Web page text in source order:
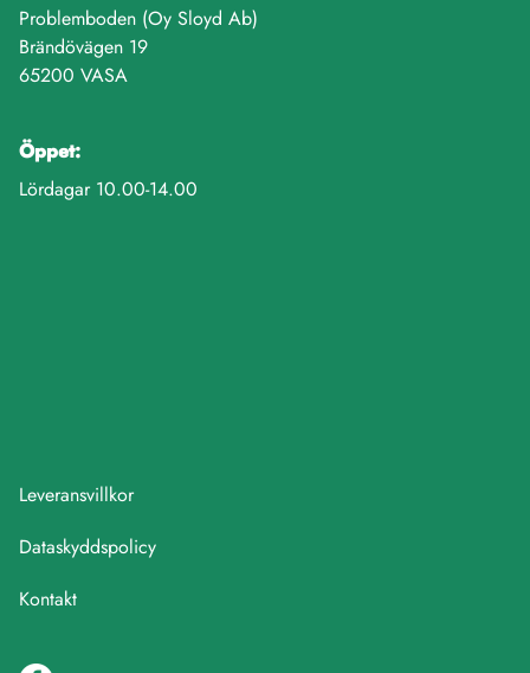
Problemboden (Oy Sloyd Ab)
Brändövägen 19
65200 VASA
Öppet:
Lördagar 10.00-14.00
Leveransvillkor
Dataskyddspolicy
Kontakt